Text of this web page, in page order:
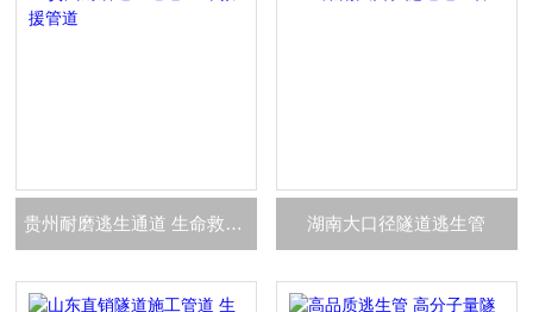
贵州耐磨逃生通道 生命救援管道 湖南大口径隧道逃生管